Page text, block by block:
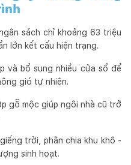
sách chỉ khoảng 63 triệu
lớn kết cấu hiện trạng.
và bổ sung nhiều cửa sổ để
gió tự nhiên.
gỗ mộc giúp ngôi nhà cũ trở
trời, phân chia khu khô -
sinh hoạt.